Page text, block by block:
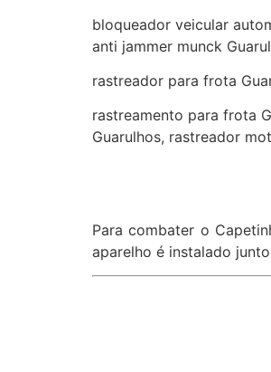
bloqueador veicular
anti jammer munck
rastreador para frota
rastreamento para frota
Guarulhos, rastreador
Para combater o
aparelho é instalado